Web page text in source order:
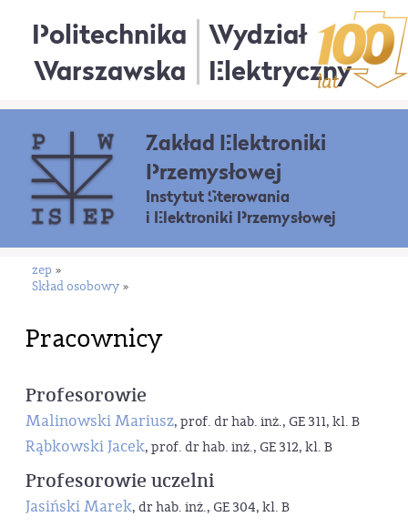
Politechnika
Warszawska
Wydział
Elektryczny
Zakład Elektroniki
Przemysłowej
Instytut Sterowania
i Elektroniki Przemysłowej
zep »
Skład osobowy »
Pracownicy
Profesorowie
Malinowski Mariusz, prof. dr hab. inż., GE 311, kl. B
Rąbkowski Jacek, prof. dr hab. inż., GE 312, kl. B
Profesorowie uczelni
Jasiński Marek, dr hab. inż., GE 304, kl. B